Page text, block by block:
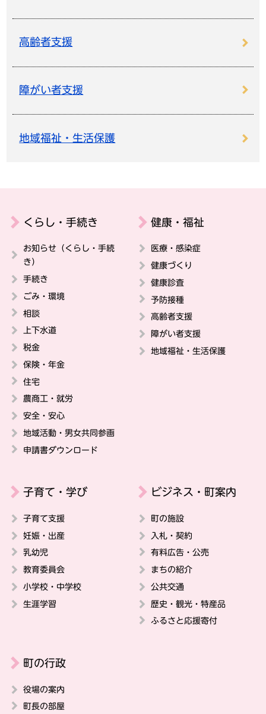
高齢者支援
障がい者支援
地域福祉・生活保護
くらし・手続き
お知らせ（くらし・手続
き）
手続き
ごみ・環境
相談
上下水道
税金
保険・年金
住宅
農商工・就労
安全・安心
地域活動・男女共同参画
申請書ダウンロード
健康・福祉
医療・感染症
健康づくり
健康診査
予防接種
高齢者支援
障がい者支援
地域福祉・生活保護
子育て・学び
子育て支援
妊娠・出産
乳幼児
教育委員会
小学校・中学校
生涯学習
ビジネス・町案内
町の施設
入札・契約
有料広告・公売
まちの紹介
公共交通
歴史・観光・特産品
ふるさと応援寄付
町の行政
役場の案内
町長の部屋